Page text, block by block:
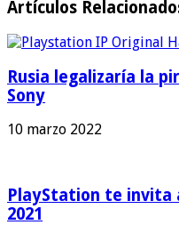
Artículos
Rusia legalizaría la
Sony
10 marzo 2022
PlayStation te invita
2021